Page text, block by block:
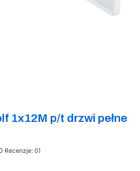
1x12M p/t drzwi pełne
Recenzje: 0)